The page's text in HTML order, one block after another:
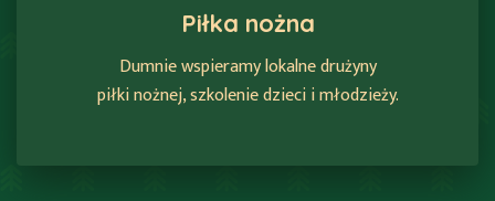
Piłka nożna
Dumnie wspieramy lokalne drużyny
piłki nożnej, szkolenie dzieci i młodzieży.